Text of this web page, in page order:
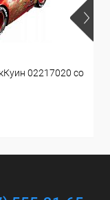
02217020 со